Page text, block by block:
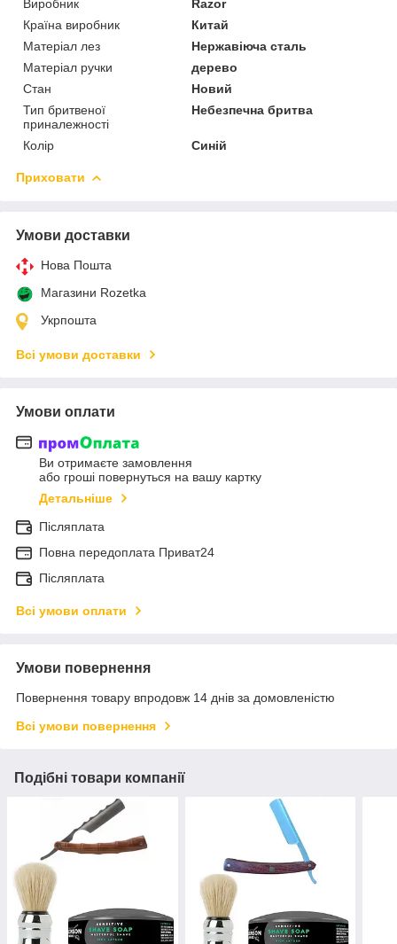
Виробник
Razor
Країна виробник
Китай
Матеріал лез
Нержавіюча сталь
Матеріал ручки
дерево
Стан
Новий
Тип бритвеної
приналежності
Небезпечна бритва
Колір Синій
Приховати
Умови доставки
Нова Пошта
Магазини Rozetka
Укрпошта
Всі умови доставки
Умови оплати
Ви отримаєте замовлення
або гроші повернуться на вашу картку
Детальніше
Післяплата
Повна передоплата Приват24
Післяплата
Всі умови оплати
Умови повернення
Повернення товару впродовж 14 днів за домовленістю
Всі умови повернення
Подібні товари компанії